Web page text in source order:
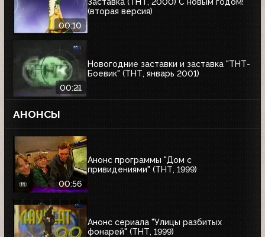
00:10
(вторая версия)
00:21
Новогодние заставки и заставка "ТНТ-
Боевик" (ТНТ, январь 2001)
АНОНСЫ
00:56
Анонс программы "Дом с
привидениями" (ТНТ, 1999)
Анонс сериала "Улицы разбитых
фонарей" (ТНТ, 1999)